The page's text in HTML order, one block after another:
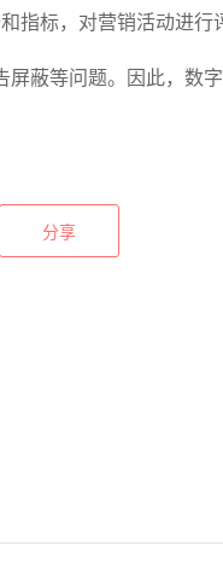
指标，对营销活动进行
蔽等问题。因此，数
分享